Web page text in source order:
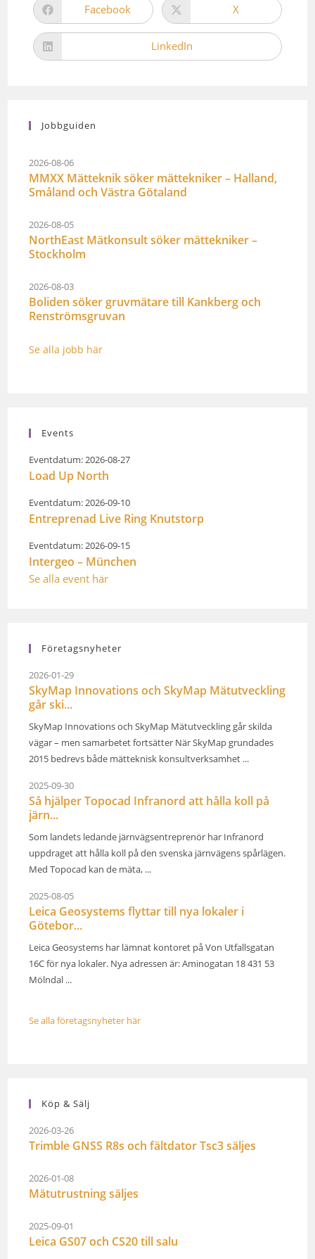
Facebook X
LinkedIn
Jobbguiden
2026-08-06
MMXX Mätteknik söker mättekniker – Halland,
Småland och Västra Götaland
2026-08-05
NorthEast Mätkonsult söker mättekniker –
Stockholm
2026-08-03
Boliden söker gruvmätare till Kankberg och
Renströmsgruvan
Se alla jobb här
Events
Eventdatum: 2026-08-27
Load Up North
Eventdatum: 2026-09-10
Entreprenad Live Ring Knutstorp
Eventdatum: 2026-09-15
Intergeo – München
Se alla event här
Företagsnyheter
2026-01-29
SkyMap Innovations och SkyMap Mätutveckling
går ski...
SkyMap Innovations och SkyMap Mätutveckling går skilda
vägar – men samarbetet fortsätter När SkyMap grundades
2015 bedrevs både mätteknisk konsultverksamhet ...
2025-09-30
Så hjälper Topocad Infranord att hålla koll på
järn...
Som landets ledande järnvägsentreprenör har Infranord
uppdraget att hålla koll på den svenska järnvägens spårlägen.
Med Topocad kan de mäta, ...
2025-08-05
Leica Geosystems flyttar till nya lokaler i
Götebor...
Leica Geosystems har lämnat kontoret på Von Utfallsgatan
16C för nya lokaler. Nya adressen är: Aminogatan 18 431 53
Mölndal ...
Se alla företagsnyheter här
Köp & Sälj
2026-03-26
Trimble GNSS R8s och fältdator Tsc3 säljes
2026-01-08
Mätutrustning säljes
2025-09-01
Leica GS07 och CS20 till salu